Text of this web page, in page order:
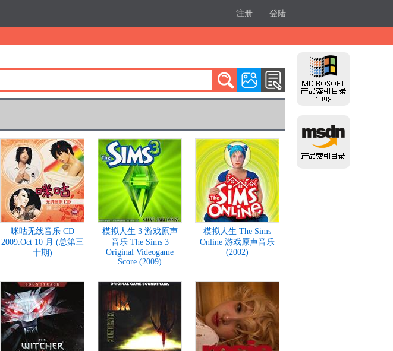
注册 登陆
咪咕无线音乐 CD
2009.Oct 10 月 (总第三
十期)
模拟人生 3 游戏原声
音乐 The Sims 3
Original Videogame
Score (2009)
模拟人生 The Sims
Online 游戏原声音乐
(2002)